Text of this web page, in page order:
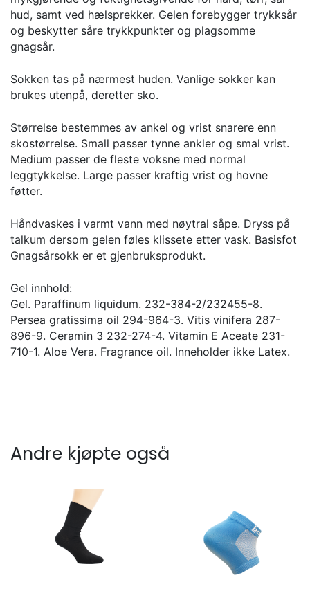
hud, samt ved hælsprekker. Gelen forebygger trykksår
og beskytter såre trykkpunkter og plagsomme
gnagsår.
Sokken tas på nærmest huden. Vanlige sokker kan
brukes utenpå, deretter sko.
Størrelse bestemmes av ankel og vrist snarere enn
skostørrelse. Small passer tynne ankler og smal vrist.
Medium passer de fleste voksne med normal
leggtykkelse. Large passer kraftig vrist og hovne
føtter.
Håndvaskes i varmt vann med nøytral såpe. Dryss på
talkum dersom gelen føles klissete etter vask. Basisfot
Gnagsårsokk er et gjenbruksprodukt.
Gel innhold:
Gel. Paraffinum liquidum. 232-384-2/232455-8.
Persea gratissima oil 294-964-3. Vitis vinifera 287-
896-9. Ceramin 3 232-274-4. Vitamin E Aceate 231-
710-1. Aloe Vera. Fragrance oil. Inneholder ikke Latex.
Andre kjøpte også